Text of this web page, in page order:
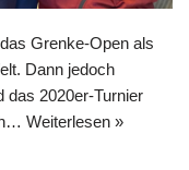
Grenke-Open als
Dann jedoch
das 2020er-Turnier
Weiterlesen »